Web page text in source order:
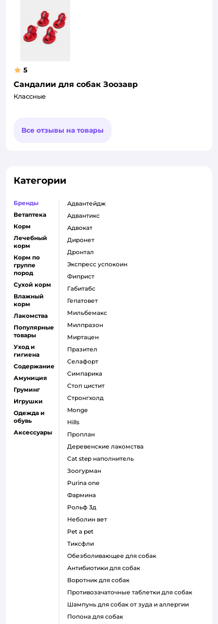
5
Сандалии для собак Зоозавр
Классные
Все отзывы на товары
Категории
Бренды
Ветаптека
Корм
Лечебный
корм
Корм по
группе
пород
Сухой корм
Влажный
корм
Лакомства
Популярные
товары
Уход и
гигиена
Содержание
Амуниция
Груминг
Игрушки
Одежда и
обувь
Аксессуары
адвантейдж
адвантикс
адвокат
диронет
дронтал
экспресс успокоин
фиприст
габитабс
гепатовет
мильбемакс
милпразон
миртацен
празител
селафорт
симпарика
стоп цистит
стронгхолд
monge
hills
проплан
деревенские лакомства
cat step наполнитель
зоогурман
purina one
фармина
рольф 3д
неболин вет
pet a pet
тиксфли
обезболивающее для собак
антибиотики для собак
воротник для собак
противозачаточные таблетки для собак
шампунь для собак от зуда и аллергии
попона для собак